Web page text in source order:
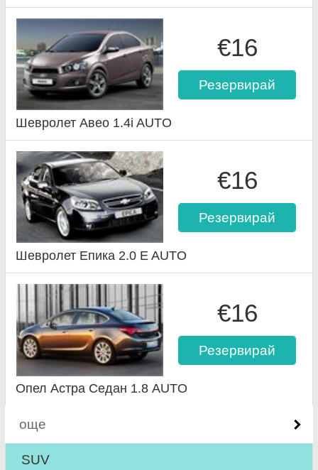
€16
Резервирай
Шевролет Авео 1.4i AUTO
€16
Резервирай
Шевролет Епика 2.0 E AUTO
€16
Резервирай
Опел Астра Седан 1.8 AUTO
още
SUV